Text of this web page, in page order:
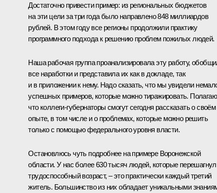
Достаточно привести пример: из региональных бюджетов
на эти цели за три года было направлено 848 миллиардов
рублей. В этом году все регионы продолжили практику
программного подхода к решению проблем пожилых людей.
Наша рабочая группа проанализировала эту работу,
все наработки и представила их как в докладе, так
и в приложении к нему. Надо сказать, что мы увидели
успешных примеров, которые можно тиражировать.
что коллеги-губернаторы смогут сегодня рассказать о своём
опыте, в том числе и о проблемах, которые можно решить
только с помощью федерального уровня власти.
Остановлюсь чуть подробнее на примере Воронежской
области. У нас более 630 тысяч людей, которые
трудоспособный возраст, – это практически каждый третий
житель. Большинство из них обладает уникальными